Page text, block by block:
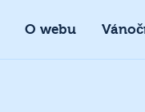
O webu